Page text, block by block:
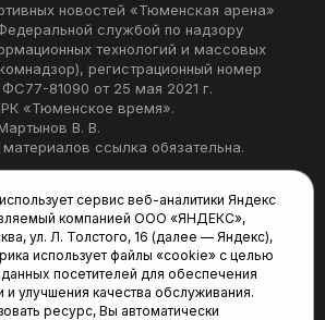
новостей «Тюменская арена»
службой по надзору
технологий и массовых
регистрационный номер
81090 от 25 мая 2021 г.
«Тюменское время».
В. В.
ссылка обязательна.
Геологоразведчиков, 28А
сервис веб-аналитики Яндекс
компанией ООО «ЯНДЕКС»,
ул. Л. Толстого, 16 (далее — Яндекс),
использует файлы «cookie» с целью
посетителей для обеспечения
улучшения качества обслуживания.
ресурс, Вы автоматически